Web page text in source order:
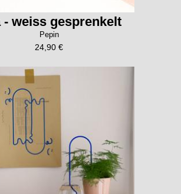
- weiss gesprenkelt
Pepin
24,90 €